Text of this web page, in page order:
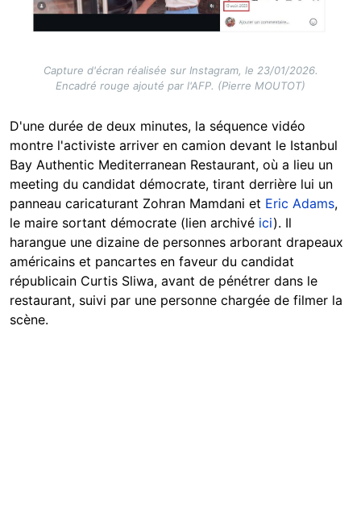
Capture d'écran réalisée sur Instagram, le 23/01/2026.
Encadré rouge ajouté par l'AFP. (Pierre MOUTOT)
D'une durée de deux minutes, la séquence vidéo
montre l'activiste arriver en camion devant le Istanbul
Bay Authentic Mediterranean Restaurant, où a lieu un
meeting du candidat démocrate, tirant derrière lui un
panneau caricaturant Zohran Mamdani et Eric Adams,
le maire sortant démocrate (lien archivé ici). Il
harangue une dizaine de personnes arborant drapeaux
américains et pancartes en faveur du candidat
républicain Curtis Sliwa, avant de pénétrer dans le
restaurant, suivi par une personne chargée de filmer la
scène.